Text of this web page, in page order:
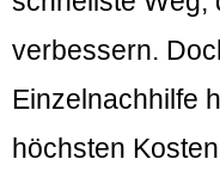
verbessern.
Einzelnachhilfe
höchsten